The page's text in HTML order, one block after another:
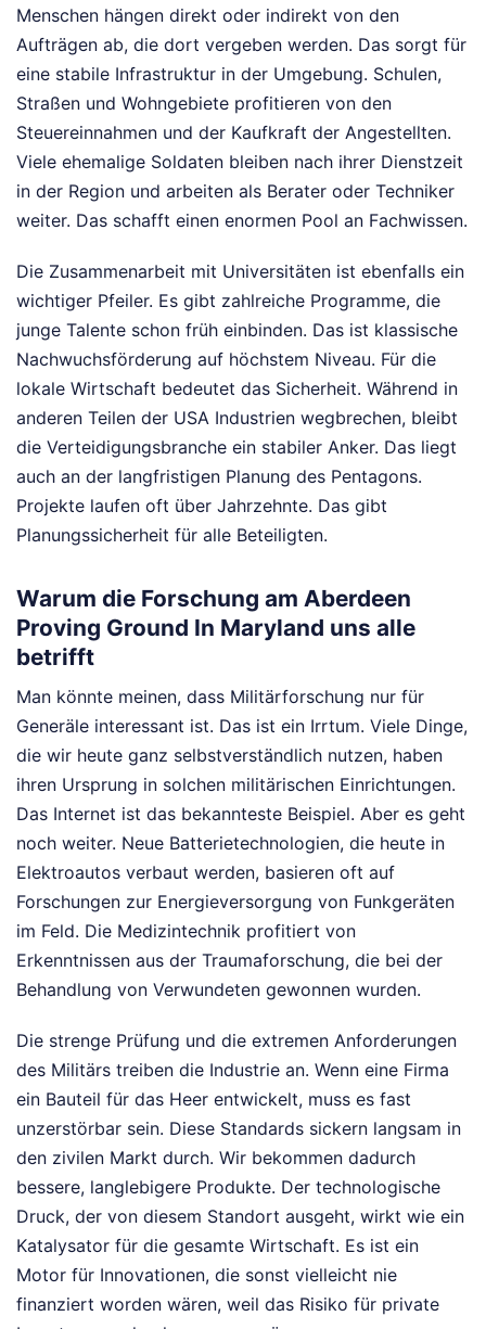
Menschen hängen direkt oder indirekt von den
Aufträgen ab, die dort vergeben werden. Das sorgt für
eine stabile Infrastruktur in der Umgebung. Schulen,
Straßen und Wohngebiete profitieren von den
Steuereinnahmen und der Kaufkraft der Angestellten.
Viele ehemalige Soldaten bleiben nach ihrer Dienstzeit
in der Region und arbeiten als Berater oder Techniker
weiter. Das schafft einen enormen Pool an Fachwissen.
Die Zusammenarbeit mit Universitäten ist ebenfalls ein
wichtiger Pfeiler. Es gibt zahlreiche Programme, die
junge Talente schon früh einbinden. Das ist klassische
Nachwuchsförderung auf höchstem Niveau. Für die
lokale Wirtschaft bedeutet das Sicherheit. Während in
anderen Teilen der USA Industrien wegbrechen, bleibt
die Verteidigungsbranche ein stabiler Anker. Das liegt
auch an der langfristigen Planung des Pentagons.
Projekte laufen oft über Jahrzehnte. Das gibt
Planungssicherheit für alle Beteiligten.
Warum die Forschung am Aberdeen
Proving Ground In Maryland uns alle
betrifft
Man könnte meinen, dass Militärforschung nur für
Generäle interessant ist. Das ist ein Irrtum. Viele Dinge,
die wir heute ganz selbstverständlich nutzen, haben
ihren Ursprung in solchen militärischen Einrichtungen.
Das Internet ist das bekannteste Beispiel. Aber es geht
noch weiter. Neue Batterietechnologien, die heute in
Elektroautos verbaut werden, basieren oft auf
Forschungen zur Energieversorgung von Funkgeräten
im Feld. Die Medizintechnik profitiert von
Erkenntnissen aus der Traumaforschung, die bei der
Behandlung von Verwundeten gewonnen wurden.
Die strenge Prüfung und die extremen Anforderungen
des Militärs treiben die Industrie an. Wenn eine Firma
ein Bauteil für das Heer entwickelt, muss es fast
unzerstörbar sein. Diese Standards sickern langsam in
den zivilen Markt durch. Wir bekommen dadurch
bessere, langlebigere Produkte. Der technologische
Druck, der von diesem Standort ausgeht, wirkt wie ein
Katalysator für die gesamte Wirtschaft. Es ist ein
Motor für Innovationen, die sonst vielleicht nie
finanziert worden wären, weil das Risiko für private